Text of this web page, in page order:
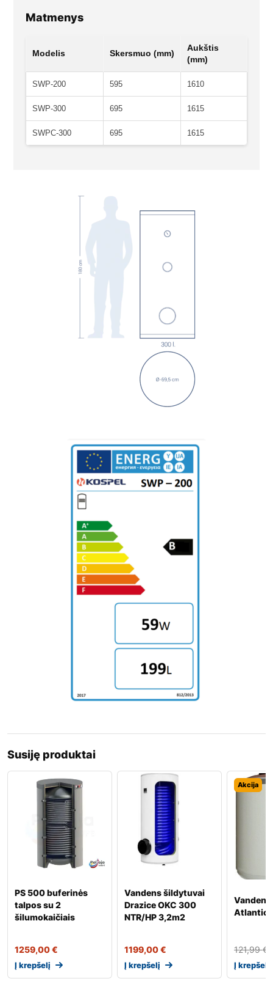
Matmenys
Modelis Skersmuo (mm)
Aukštis
(mm)
SWP-200 595 1610
SWP-300 695 1615
SWPC-300 695 1615
Susiję produktai
PS 500 buferinės
talpos su 2
šilumokaičiais
1259,00€
Į krepšelį
Vandens šildytuvai
Drazice OKC 300
NTR/HP 3,2m2
1199,00€
Į krepšelį
Akcija
Atlantic
121,99€
Į krepšelį